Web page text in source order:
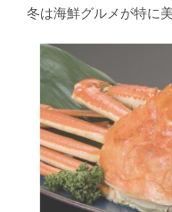
冬は海鮮グルメが特に